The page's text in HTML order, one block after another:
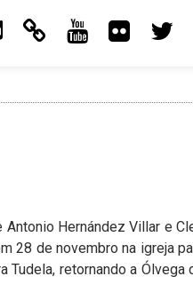
Antonio Hernández Villar e
28 de novembro na igreja
retornando a Ólvega